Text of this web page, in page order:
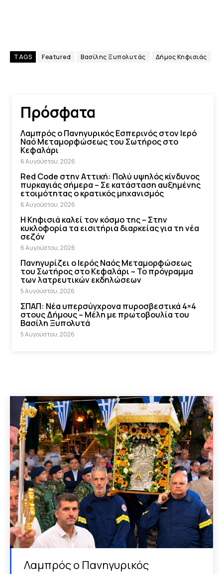
TAGS Featured Βασίλης Ξυπολυτάς Δήμος Κηφισιάς
Πρόσφατα
Λαμπρός ο Πανηγυρικός Εσπερινός στον Ιερό
Ναό Μεταμορφώσεως του Σωτήρος στο
Κεφαλάρι
6 Αυγούστου, 2026
Red Code στην Αττική: Πολύ υψηλός κίνδυνος
πυρκαγιάς σήμερα – Σε κατάσταση αυξημένης
ετοιμότητας ο κρατικός μηχανισμός
6 Αυγούστου, 2026
Η Κηφισιά καλεί τον κόσμο της – Στην
κυκλοφορία τα εισιτήρια διαρκείας για τη νέα
σεζόν
6 Αυγούστου, 2026
Πανηγυρίζει ο Ιερός Ναός Μεταμορφώσεως
του Σωτήρος στο Κεφαλάρι – Το πρόγραμμα
των λατρευτικών εκδηλώσεων
5 Αυγούστου, 2026
ΣΠΑΠ: Νέα υπερσύγχρονα πυροσβεστικά 4×4
στους Δήμους – Μέλη με πρωτοβουλία του
Βασίλη Ξυπολυτά
5 Αυγούστου, 2026
Λαμπρός ο Πανηγυρικός